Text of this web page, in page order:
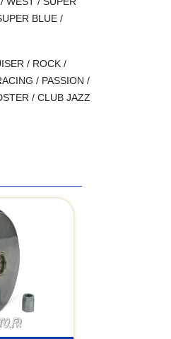
BLUE /
/ ROCK /
/ PASSION /
/ CLUB JAZZ